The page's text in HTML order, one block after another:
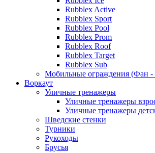
Rubblex Active
Rubblex Sport
Rubblex Pool
Rubblex Prom
Rubblex Roof
Rubblex Target
Rubblex Sub
Мобильные ограждения (Фан -
Воркаут
Уличные тренажеры
Уличные тренажеры
Уличные тренажеры
Шведские стенки
Турники
Рукоходы
Брусья